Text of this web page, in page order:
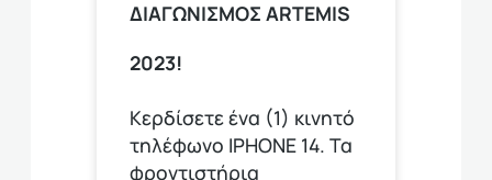
ΔΙΑΓΩΝΙΣΜΟΣ ARTEMIS
2023!
Κερδίσετε ένα (1) κινητό
τηλέφωνο ΙΡΗΟΝΕ 14. Τα
φροντιστήρια